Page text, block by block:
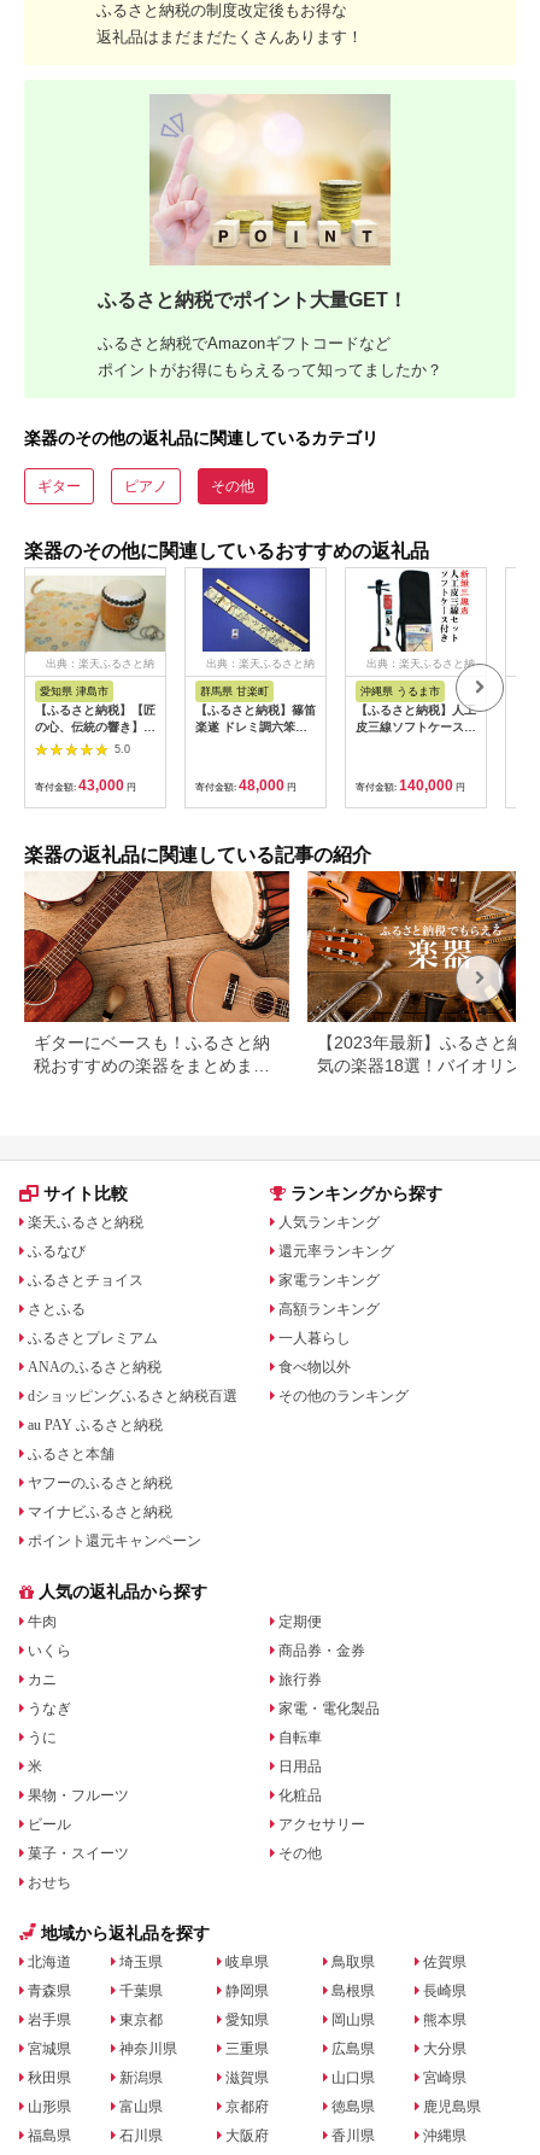
ふるさと納税の制度改定後もお得な
返礼品はまだまだたくさんあります！
ふるさと納税でポイント大量GET！
ふるさと納税でAmazonギフトコードなど
ポイントがお得にもらえるって知ってましたか？
楽器のその他の返礼品に関連しているカテゴリ
ギター ピアノ その他
楽器のその他に関連しているおすすめの返礼品
出典：楽天ふるさと納
愛知県 津島市
【ふるさと納税】【匠
の心、伝統の響き】ミ
ニ太鼓（直径5cm×高
さ7.5cm)※観賞用
5.0
寄付金額: 43,000 円
出典：楽天ふるさと納
群馬県 甘楽町
【ふるさと納税】篠笛
楽遂 ドレミ調六笨調
｜甘楽町 篠笛 楽器 袋
初心者 プロ 群馬県ふ
るさと伝統工芸品
寄付金額: 48,000 円
出典：楽天ふるさと納
沖縄県 うるま市
【ふるさと納税】人工
皮三線ソフトケースセ
寄付金額: 140,000 円
楽器の返礼品に関連している記事の紹介
ギターにベースも！ふるさと納
税おすすめの楽器をまとめまし
【2023年最新】ふるさと納
気の楽器18選！バイオリン
サイト比較
楽天ふるさと納税
ふるなび
ふるさとチョイス
さとふる
ふるさとプレミアム
ANAのふるさと納税
dショッピングふるさと納税百選
au PAY ふるさと納税
ふるさと本舗
ヤフーのふるさと納税
マイナビふるさと納税
ポイント還元キャンペーン
ランキングから探す
人気ランキング
還元率ランキング
家電ランキング
高額ランキング
一人暮らし
食べ物以外
その他のランキング
人気の返礼品から探す
牛肉
いくら
カニ
うなぎ
うに
米
果物・フルーツ
ビール
菓子・スイーツ
おせち
定期便
商品券・金券
旅行券
家電・電化製品
自転車
日用品
化粧品
アクセサリー
その他
地域から返礼品を探す
北海道
青森県
岩手県
宮城県
秋田県
山形県
福島県
埼玉県
千葉県
東京都
神奈川県
新潟県
富山県
石川県
岐阜県
静岡県
愛知県
三重県
滋賀県
京都府
大阪府
鳥取県
島根県
岡山県
広島県
山口県
徳島県
香川県
佐賀県
長崎県
熊本県
大分県
宮崎県
鹿児島県
沖縄県